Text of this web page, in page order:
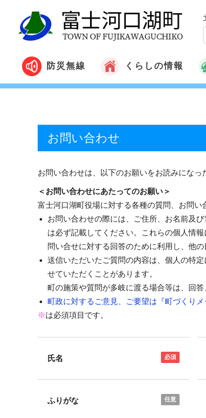
防災無線 くらしの情報
お問い合わせ
お問い合わせは、以下のお願いをお読みになっ
＜お問い合わせにあたってのお願い＞
富士河口湖町役場に対する各種の質問、お問い
お問い合わせの際には、ご住所、お名前及
は必ず記載してください。これらの個人情
問い合せに対する回答のために利用し、他
送信いただいたご質問の内容は、個人の特
せていただくことがあります。
町の施策や質問が多岐に渡る場合等は、回
町政に対するご意見、ご要望は『町づくり
※は必須項目です。
氏名 必須
ふりがな 任意